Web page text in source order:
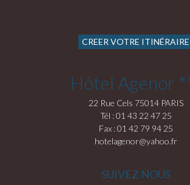
CREER VOTRE ITINÉRAIRE
Hôtel Agenor
22 Rue Cels 75014 PARIS
Tél : 01 43 22 47 25
Fax : 01 42 79 94 25
hotelagenor@yahoo.fr
SUIVEZ NOUS